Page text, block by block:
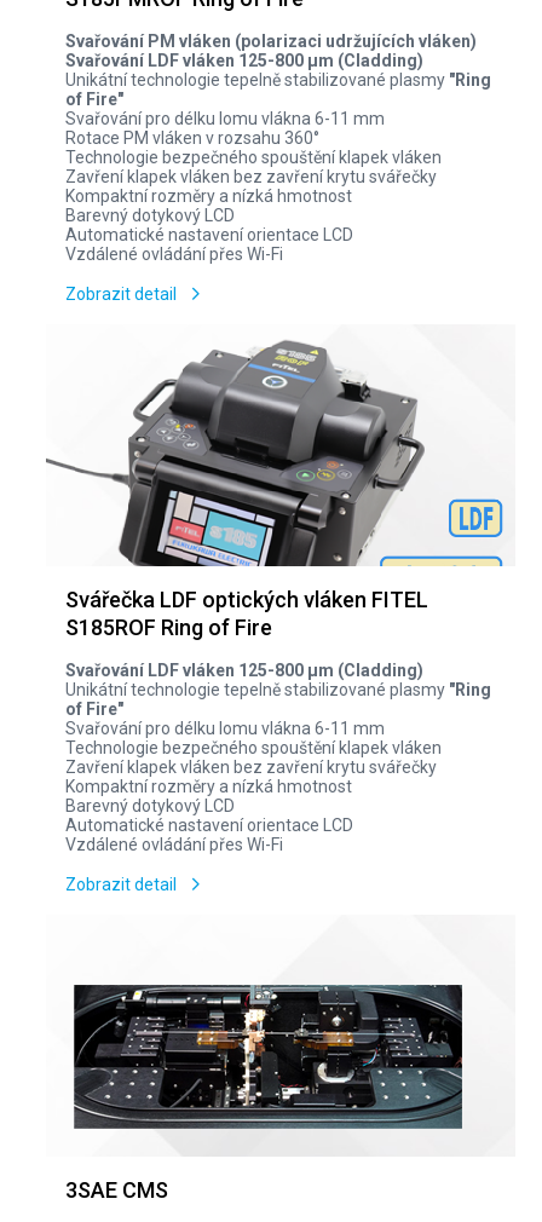
Svařování PM vláken (polarizaci udržujících vláken)
Svařování LDF vláken 125-800 µm (Cladding)
Unikátní technologie tepelně stabilizované plasmy "Ring
of Fire"
Svařování pro délku lomu vlákna 6-11 mm
Rotace PM vláken v rozsahu 360°
Technologie bezpečného spouštění klapek vláken
Zavření klapek vláken bez zavření krytu svářečky
Kompaktní rozměry a nízká hmotnost
Barevný dotykový LCD
Automatické nastavení orientace LCD
Vzdálené ovládání přes Wi-Fi
Zobrazit detail
Svářečka LDF optických vláken FITEL
S185ROF Ring of Fire
Svařování LDF vláken 125-800 µm (Cladding)
Unikátní technologie tepelně stabilizované plasmy "Ring
of Fire"
Svařování pro délku lomu vlákna 6-11 mm
Technologie bezpečného spouštění klapek vláken
Zavření klapek vláken bez zavření krytu svářečky
Kompaktní rozměry a nízká hmotnost
Barevný dotykový LCD
Automatické nastavení orientace LCD
Vzdálené ovládání přes Wi-Fi
Zobrazit detail
3SAE CMS